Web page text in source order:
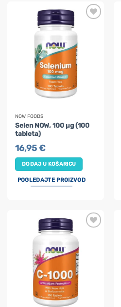
NOW FOODS
Selen NOW, 100 µg (100
tableta)
16,95€
DODAJ U KOŠARICU
POGLEDAJTE PROIZVOD